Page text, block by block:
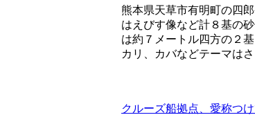
熊本県天草市有明町の四
はえびす像など計８基の
は約７メートル四方の２
カリ、カバなどテーマは
クルーズ船拠点、愛称つ